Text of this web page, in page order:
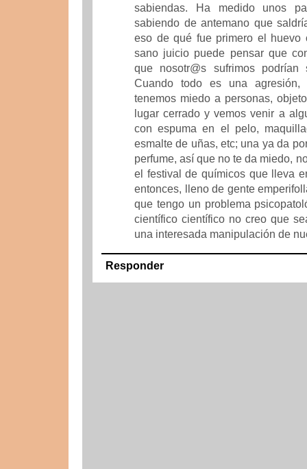
sabiendas. Ha medido unos
sabiendo de antemano que
eso de qué fue primero el
sano juicio puede pensar que
que nosotr@s sufrimos
Cuando todo es una
tenemos miedo a personas,
lugar cerrado y vemos venir a
con espuma en el pelo,
esmalte de uñas, etc; una ya da
perfume, así que no te da miedo,
el festival de químicos que lleva
entonces, lleno de gente
que tengo un problema
científico científico no creo que
una interesada manipulación de
Responder